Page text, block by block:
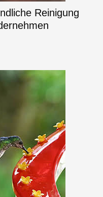
Reinigung